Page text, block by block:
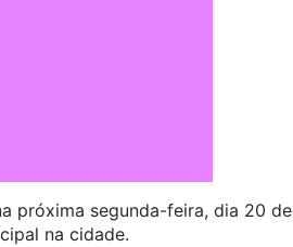
próxima segunda-feira, dia 20 de
na cidade.